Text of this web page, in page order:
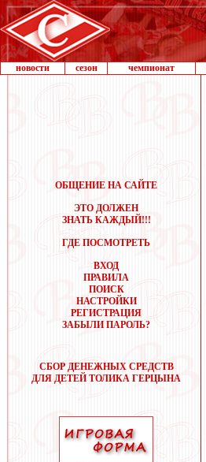
новости сезон чемпионат
ОБЩЕНИЕ НА САЙТЕ
ЭТО ДОЛЖЕН
ЗНАТЬ КАЖДЫЙ!!!
ГДЕ ПОСМОТРЕТЬ
ВХОД
ПРАВИЛА
ПОИСК
НАСТРОЙКИ
РЕГИСТРАЦИЯ
ЗАБЫЛИ ПАРОЛЬ?
СБОР ДЕНЕЖНЫХ СРЕДСТВ
ДЛЯ ДЕТЕЙ ТОЛИКА ГЕРЦЫНА